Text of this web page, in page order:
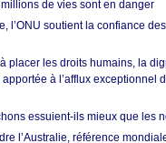
de vies sont en danger
l’ONU soutient la confiance
placer les droits humains, la
à l’afflux exceptionnel
essuient-ils mieux que les
l’Australie, référence